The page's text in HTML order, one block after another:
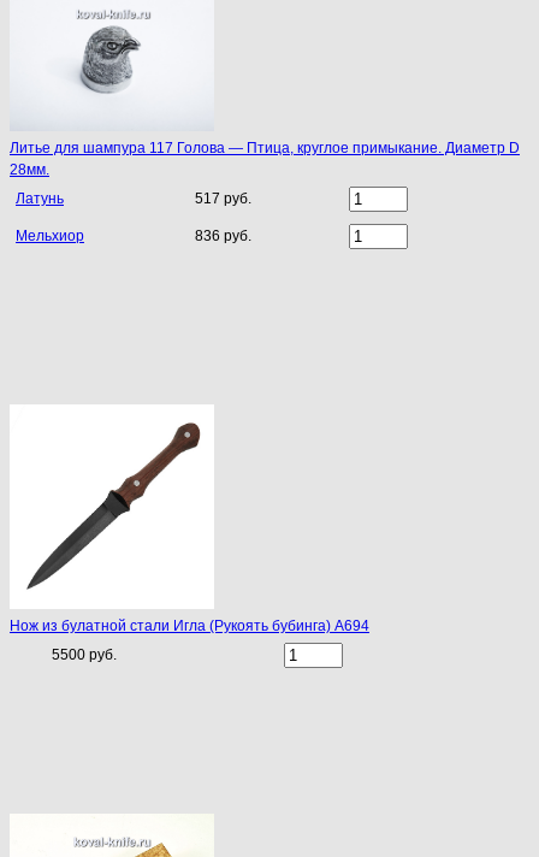
Литье для шампура 117 Голова — Птица, круглое примыкание. Диаметр D
28мм.
Латунь
517 руб.
Мельхиор 836 руб.
Нож из булатной стали Игла (Рукоять бубинга) A694
5500 руб.